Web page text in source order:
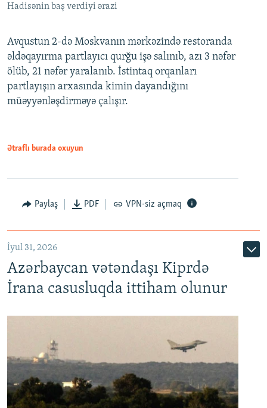
Hadisənin baş verdiyi ərazi
Avqustun 2-də Moskvanın mərkəzində restoranda
əldəqayırma partlayıcı qurğu işə salınıb, azı 3 nəfər
ölüb, 21 nəfər yaralanıb. İstintaq orqanları
partlayışın arxasında kimin dayandığını
müəyyənləşdirməyə çalışır.
Ətraflı burada oxuyun
Paylaş PDF VPN-siz açmaq
İyul 31, 2026
Azərbaycan vətəndaşı Kiprdə
İrana casusluqda ittiham olunur